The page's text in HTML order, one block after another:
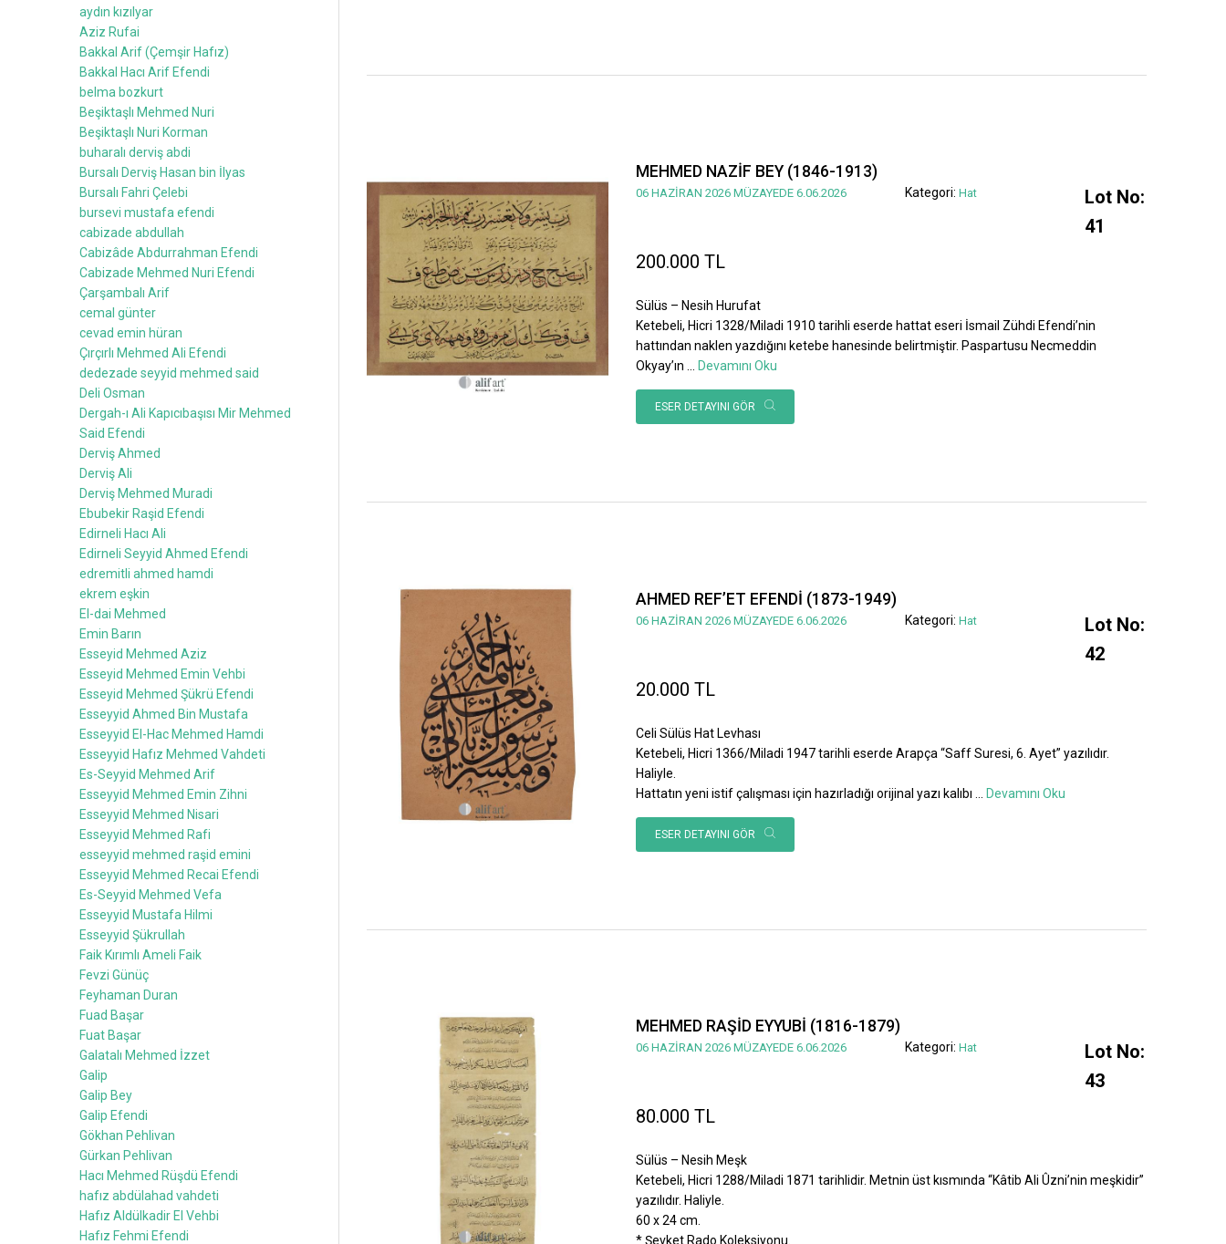
MEHMED NAZİF BEY (1846-1913)
06 HAZİRAN 2026 MÜZAYEDE 6.06.2026 Kategori: Hat
Lot No:
41
200.000 TL
Sülüs – Nesih Hurufat
Ketebeli, Hicri 1328/Miladi 1910 tarihli eserde hattat eseri İsmail Zühdi Efendi’nin
hattından naklen yazdığını ketebe hanesinde belirtmiştir. Paspartusu Necmeddin
Okyay’ın ... Devamını Oku
ESER DETAYINI GÖR
AHMED REF’ET EFENDİ (1873-1949)
06 HAZİRAN 2026 MÜZAYEDE 6.06.2026 Kategori: Hat
Lot No:
42
20.000 TL
Celi Sülüs Hat Levhası
Ketebeli, Hicri 1366/Miladi 1947 tarihli eserde Arapça “Saff Suresi, 6. Ayet” yazılıdır.
Haliyle.
Hattatın yeni istif çalışması için hazırladığı orijinal yazı kalıbı
Devamını Oku
ESER DETAYINI GÖR
MEHMED RAŞİD EYYUBİ (1816-1879)
06 HAZİRAN 2026 MÜZAYEDE 6.06.2026 Kategori: Hat
Lot No:
43
80.000 TL
Sülüs – Nesih Meşk
Ketebeli, Hicri 1288/Miladi 1871 tarihlidir. Metnin üst kısmında “Kâtib Ali Ûzni’nin meşkidir”
yazılıdır. Haliyle.
60 x 24 cm.
* Şevket Rado Koleksiyonu.
aydın kızılyar
Aziz Rufai
Bakkal Arif (Çemşir Hafız)
Bakkal Hacı Arif Efendi
belma bozkurt
Beşiktaşlı Mehmed Nuri
Beşiktaşlı Nuri Korman
buharalı derviş abdi
Bursalı Derviş Hasan bin İlyas
Bursalı Fahri Çelebi
bursevi mustafa efendi
cabizade abdullah
Cabizâde Abdurrahman Efendi
Cabizade Mehmed Nuri Efendi
Çarşambalı Arif
cemal günter
cevad emin hüran
Çırçırlı Mehmed Ali Efendi
dedezade seyyid mehmed said
Deli Osman
Dergah-ı Ali Kapıcıbaşısı Mir Mehmed
Said Efendi
Derviş Ahmed
Derviş Ali
Derviş Mehmed Muradi
Ebubekir Raşid Efendi
Edirneli Hacı Ali
Edirneli Seyyid Ahmed Efendi
edremitli ahmed hamdi
ekrem eşkin
El-dai Mehmed
Emin Barın
Esseyid Mehmed Aziz
Esseyid Mehmed Emin Vehbi
Esseyid Mehmed Şükrü Efendi
Esseyyid Ahmed Bin Mustafa
Esseyyid El-Hac Mehmed Hamdi
Esseyyid Hafız Mehmed Vahdeti
Es-Seyyid Mehmed Arif
Esseyyid Mehmed Emin Zihni
Esseyyid Mehmed Nisari
Esseyyid Mehmed Rafi
esseyyid mehmed raşid emini
Esseyyid Mehmed Recai Efendi
Es-Seyyid Mehmed Vefa
Esseyyid Mustafa Hilmi
Esseyyid Şükrullah
Faik Kırımlı Ameli Faik
Fevzi Günüç
Feyhaman Duran
Fuad Başar
Fuat Başar
Galatalı Mehmed İzzet
Galip
Galip Bey
Galip Efendi
Gökhan Pehlivan
Gürkan Pehlivan
Hacı Mehmed Rüşdü Efendi
hafız abdülahad vahdeti
Hafız Aldülkadir El Vehbi
Hafız Fehmi Efendi